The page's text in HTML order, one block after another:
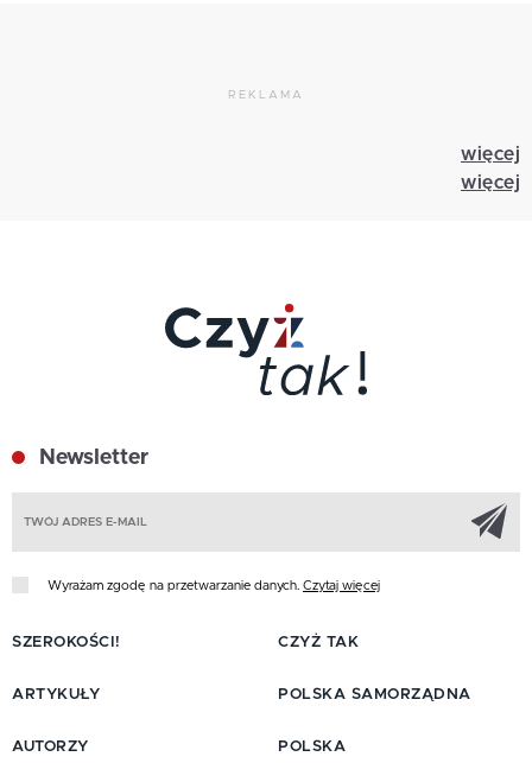
REKLAMA
więcej
więcej
Newsletter
Wyrażam zgodę na przetwarzanie danych. Czytaj więcej
SZEROKOŚCI!
ARTYKUŁY
AUTORZY
CZYŻ TAK
POLSKA SAMORZĄDNA
POLSKA